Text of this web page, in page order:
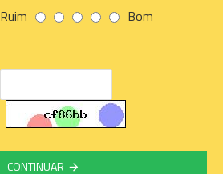
Ruim Bom
CONTINUAR